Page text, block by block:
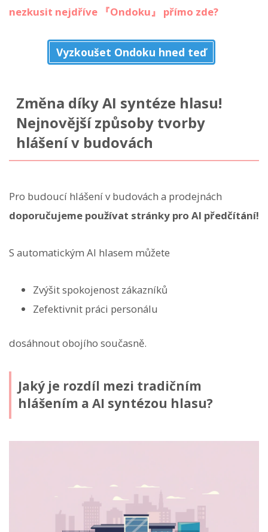
nezkusit nejdříve 『Ondoku』 přímo zde?
Vyzkoušet Ondoku hned teď
Změna díky AI syntéze hlasu!
Nejnovější způsoby tvorby
hlášení v budovách
Pro budoucí hlášení v budovách a prodejnách
doporučujeme používat stránky pro AI předčítání!
S automatickým AI hlasem můžete
Zvýšit spokojenost zákazníků
Zefektivnit práci personálu
dosáhnout obojího současně.
Jaký je rozdíl mezi tradičním
hlášením a AI syntézou hlasu?